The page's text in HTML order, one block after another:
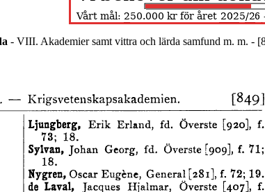
- VIII. Akademier samt vittra och lärda samfund m. m. -